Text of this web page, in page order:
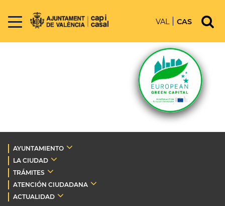
VAL CAS
AYUNTAMIENTO
LA CIUDAD
TRÁMITES
ATENCIÓN CIUDADANA
ACTUALIDAD